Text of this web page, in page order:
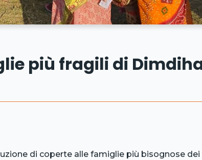
più fragili di
di coperte alle famiglie più bisognose